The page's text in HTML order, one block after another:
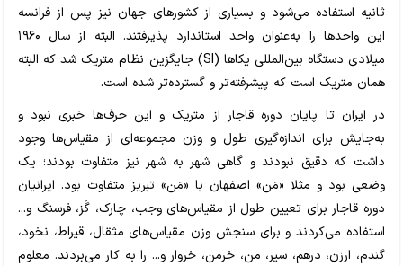
ثانیه استفاده می‌شود و بسیاری از کشورهای جهان نیز پس از فرانسه
این واحدها را به‌عنوان واحد استاندارد پذیرفتند. البته از سال ۱۹۶۰
میلادی دستگاه بین‌المللی یکاها (SI) جایگزین نظام متریک شد که البته
همان متریک است که پیشرفته‌تر و گسترده‌تر شده است.
در ایران تا پایان دوره قاجار از متریک و این حرف‌ها خبری نبود و
به‌جایش برای اندازه‌گیری طول و وزن مجموعه‌ای از مقیاس‌ها وجود
داشت که دقیق نبودند و گاهی شهر به شهر نیز متفاوت بودند؛ یک
وضعی بود و مثلا «مَن» اصفهان با «مَن» تبریز متفاوت بود. ایرانیان
دوره قاجار برای تعیین طول از مقیاس‌های وجب، چارک، گَز، فرسنگ و...
استفاده می‌کردند و برای سنجش وزن مقیاس‌های مثقال، قیراط، نخود،
گندم، ارزن، درهم، سیر، من، خرمن، خروار و... را به کار می‌بردند. معلوم